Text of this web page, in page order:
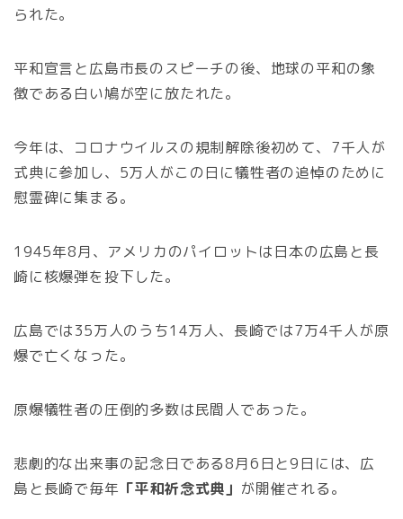
られた。
平和宣言と広島市長のスピーチの後、地球の平和の象
徴である白い鳩が空に放たれた。
今年は、コロナウイルスの規制解除後初めて、7千人が
式典に参加し、5万人がこの日に犠牲者の追悼のために
慰霊碑に集まる。
1945年8月、アメリカのパイロットは日本の広島と長
崎に核爆弾を投下した。
広島では35万人のうち14万人、長崎では7万4千人が原
爆で亡くなった。
原爆犠牲者の圧倒的多数は民間人であった。
悲劇的な出来事の記念日である8月6日と9日には、広
島と長崎で毎年 「平和祈念式典」 が開催される。